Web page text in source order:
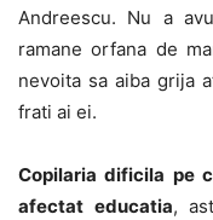
Andreescu. Nu a
ramane orfana de
nevoita sa aiba grija
frati ai ei.
Copilaria dificila pe
afectat educatia,